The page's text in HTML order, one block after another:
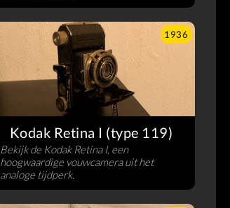
1936
Kodak Retina I (type 119)
Bekijk de Kodak Retina I, een
hoogwaardige vouwcamera uit het
analoge tijdperk.